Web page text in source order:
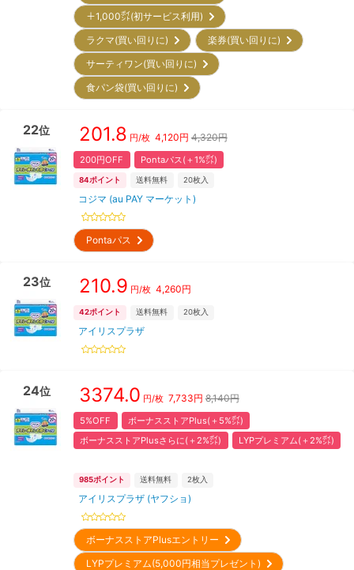
＋1,000㌽(初サービス利用)
ラクマ(買い回りに)
楽券(買い回りに)
サーティワン(買い回りに)
食パン袋(買い回りに)
22位 201.8 円/枚 4,120円 4,320円
200円OFF Pontaパス(＋1%㌽)
84ポイント 送料無料 20枚入
コジマ (au PAY マーケット)
Pontaパス
23位 210.9 円/枚 4,260円
42ポイント 送料無料 20枚入
アイリスプラザ
24位 3374.0 円/枚 7,733円 8,140円
5%OFF
ボーナスストアPlus(＋5%㌽)
ボーナスストアPlusさらに(＋2%㌽)
LYPプレミアム(＋2%㌽)
985ポイント 送料無料 2枚入
アイリスプラザ (ヤフショ)
ボーナスストアPlusエントリー
LYPプレミアム(5,000円相当プレゼント)